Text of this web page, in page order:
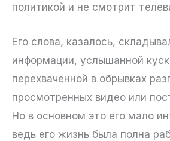
политикой и не смотрит
Его слова, казалось,
информации, услышанной
перехваченной в обрывках
просмотренных видео или
Но в основном это его мало
ведь его жизнь была полна